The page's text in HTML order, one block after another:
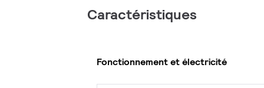
Caractéristiques
Fonctionnement et électricité